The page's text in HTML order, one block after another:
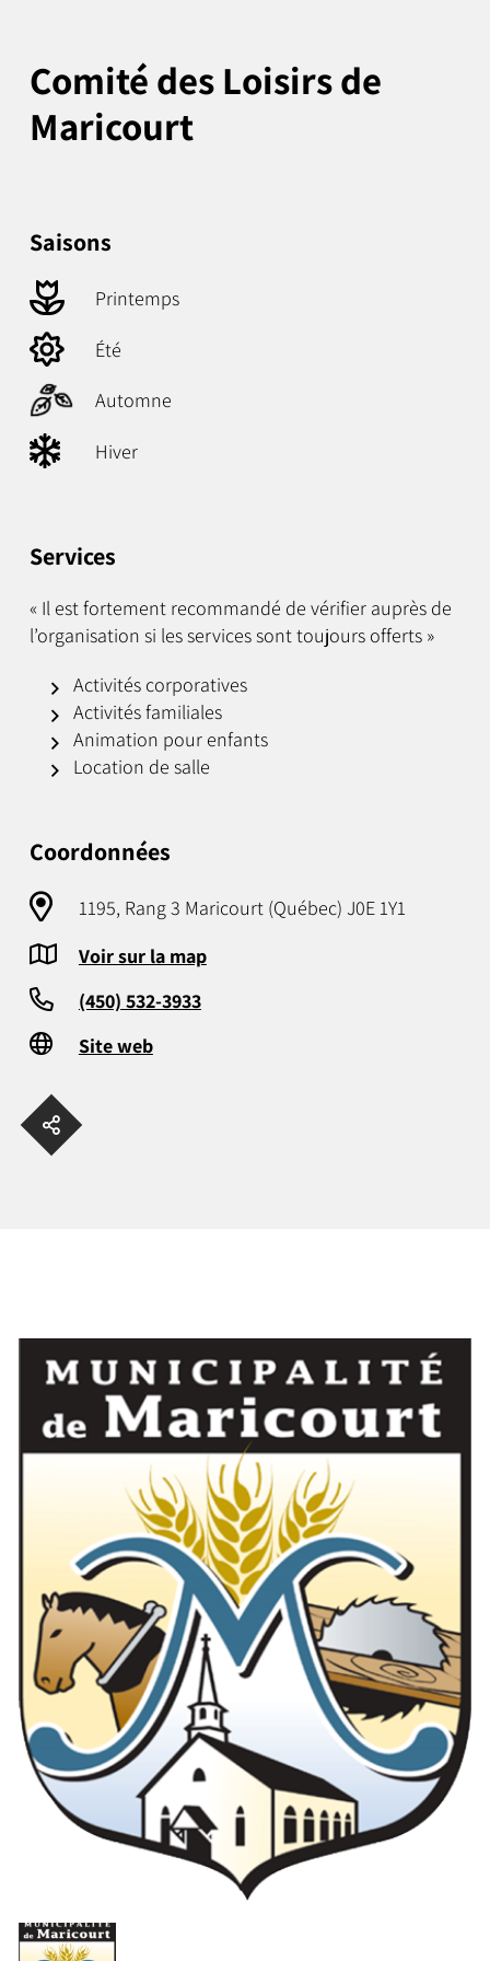
Comité des Loisirs de
Maricourt
Saisons
Printemps
Été
Automne
Hiver
Services
« Il est fortement recommandé de vérifier auprès de
l’organisation si les services sont toujours offerts »
Activités corporatives
Activités familiales
Animation pour enfants
Location de salle
Coordonnées
1195, Rang 3 Maricourt (Québec) J0E 1Y1
Voir sur la map
(450) 532-3933
Site web